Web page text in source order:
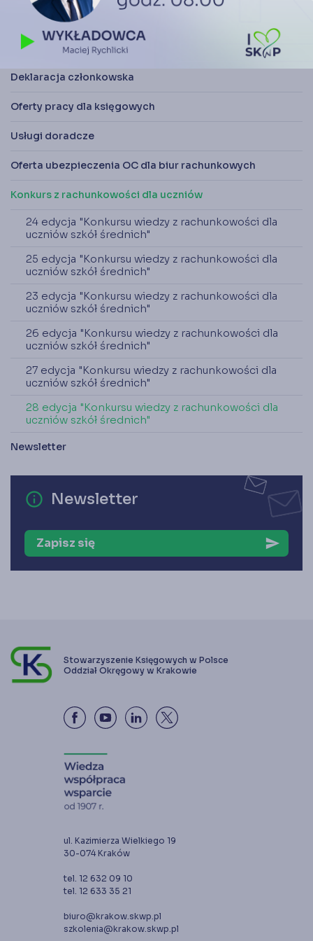
Członkostwo w SKwP
Oferta statutowa
Deklaracja członkowska
Oferty pracy dla księgowych
Usługi doradcze
Oferta ubezpieczenia OC dla biur rachunkowych
Konkurs z rachunkowości dla uczniów
24 edycja "Konkursu wiedzy z rachunkowości dla
uczniów szkół średnich"
25 edycja "Konkursu wiedzy z rachunkowości dla
uczniów szkół średnich"
23 edycja "Konkursu wiedzy z rachunkowości dla
uczniów szkół średnich"
26 edycja "Konkursu wiedzy z rachunkowości dla
uczniów szkół średnich"
27 edycja "Konkursu wiedzy z rachunkowości dla
uczniów szkół średnich"
28 edycja "Konkursu wiedzy z rachunkowości dla
uczniów szkół średnich"
Newsletter
error_outline Newsletter
Zapisz się send
Stowarzyszenie Księgowych w Polsce
Oddział Okręgowy w Krakowie
ul. Kazimierza Wielkiego 19
30-074 Kraków
tel. 12 632 09 10
tel. 12 633 35 21
biuro@krakow.skwp.pl
szkolenia@krakow.skwp.pl